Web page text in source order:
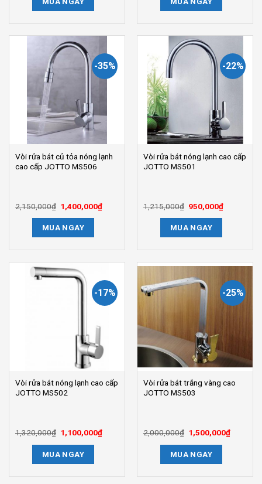
990,000₫.
695,000₫.
1,300,000₫.
-35%
Vòi rửa bát củ tỏa nóng lạnh
cao cấp JOTTO MS506
2,150,000₫ Giá
2,150,000₫.
1,400,000₫Giá
MUA NGAY
-22%
Vòi rửa bát nóng lạnh cao cấp
JOTTO MS501
1,215,000₫ Giá
1,215,000₫.
950,000₫Giá
MUA NGAY
-17%
Vòi rửa bát nóng lạnh cao cấp
JOTTO MS502
1,320,000₫ Giá
là:
1,320,000₫.
1,100,000₫Giá
MUA NGAY
-25%
Vòi rửa bát trắng vàng cao
JOTTO MS503
2,000,000₫ Giá
là:
2,000,000₫.
1,500,000₫Giá
MUA NGAY